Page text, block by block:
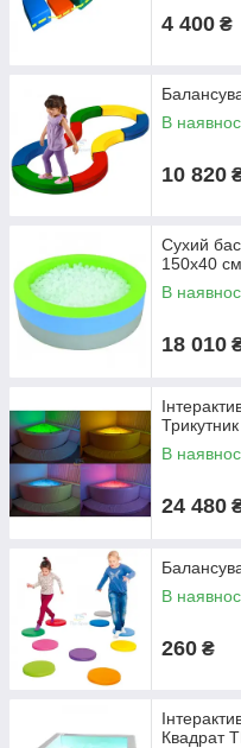
4 400 ₴
В
10 820
Сухий
150х40
В
18 010
В
24 480
В
260 ₴
Квадрат